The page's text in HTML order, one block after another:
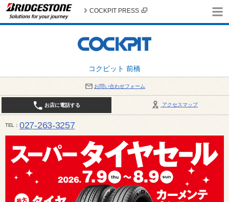
コクピット 前橋
COCKPIT PRESS
お問い合わせフォーム
アクセスマップ
お店に電話する
TEL 027-263-3257
10:00～19:00 / 定休日：8月の店休日 4日(火)、5日(水)、12日(水)〜16日(日)、18日(火)、19日(水)